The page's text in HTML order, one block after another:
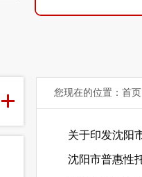
您现在的位置： 首页
关于印发沈阳
沈阳市普惠性